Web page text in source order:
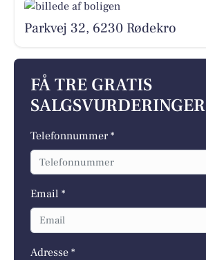
Parkvej 32, 6230 Rødekro
FÅ TRE GRATIS
SALGSVURDERINGER
Telefonnummer *
Email *
Adresse *